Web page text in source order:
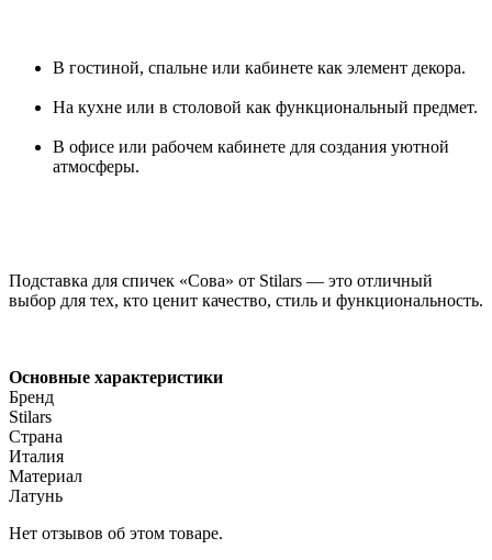
В гостиной, спальне или кабинете как элемент декора.
На кухне или в столовой как функциональный предмет.
В офисе или рабочем кабинете для создания уютной
атмосферы.
Подставка для спичек «Сова» от Stilars — это отличный
выбор для тех, кто ценит качество, стиль и функциональность.
Основные характеристики
Бренд
Stilars
Страна
Италия
Материал
Латунь
Нет отзывов об этом товаре.